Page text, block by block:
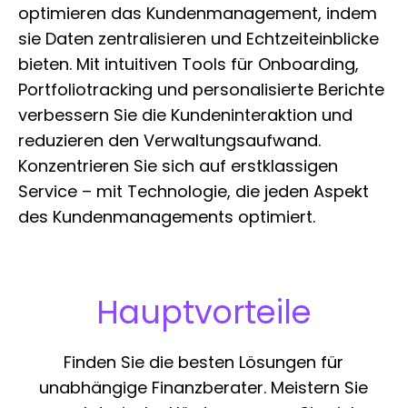
optimieren das Kundenmanagement, indem
sie Daten zentralisieren und Echtzeiteinblicke
bieten. Mit intuitiven Tools für Onboarding,
Portfoliotracking und personalisierte Berichte
verbessern Sie die Kundeninteraktion und
reduzieren den Verwaltungsaufwand.
Konzentrieren Sie sich auf erstklassigen
Service – mit Technologie, die jeden Aspekt
des Kundenmanagements optimiert.
Hauptvorteile
Finden Sie die besten Lösungen für
unabhängige Finanzberater. Meistern Sie